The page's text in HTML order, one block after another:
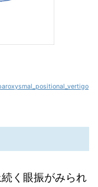
く眼振がみられ